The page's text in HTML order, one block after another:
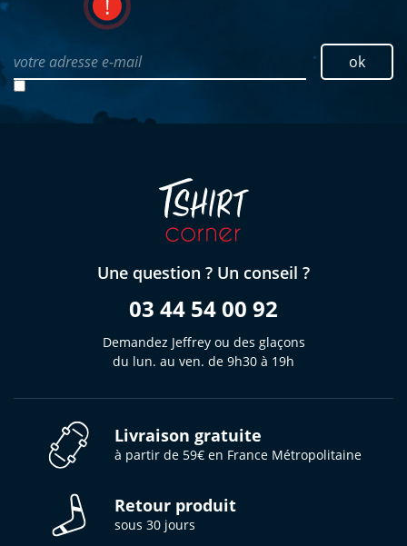
votre adresse e-mail ok
Une question ? Un conseil ?
03 44 54 00 92
Demandez Jeffrey ou des glaçons
du lun. au ven. de 9h30 à 19h
Livraison gratuite
à partir de 59€ en France Métropolitaine
Retour produit
sous 30 jours